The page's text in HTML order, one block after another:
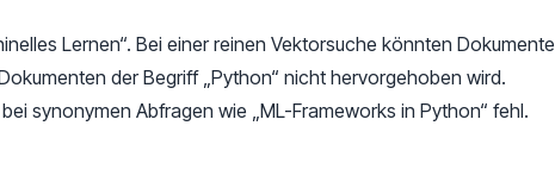
Lernen“. Bei einer reinen Vektorsuche könnten Dokumente
der Begriff „Python“ nicht hervorgehoben wird.
synonymen Abfragen wie „ML-Frameworks in Python“ fehl.